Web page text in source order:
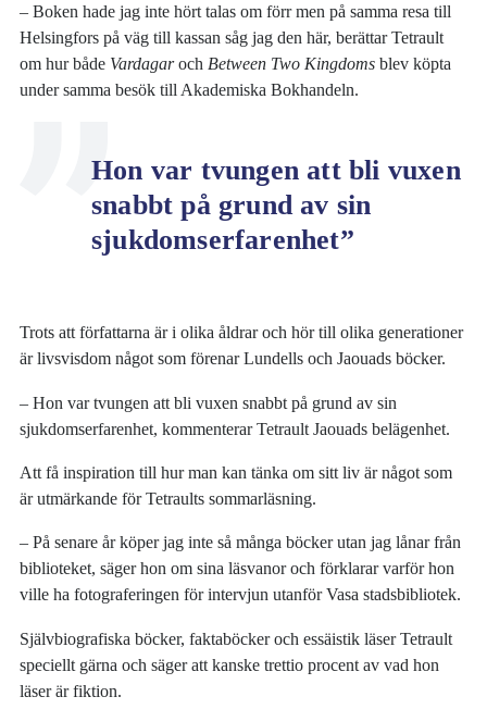
– Boken hade jag inte hört talas om förr men på samma resa till
Helsingfors på väg till kassan såg jag den här, berättar Tetrault
om hur både VardagarochBetween Two Kingdomsblev köpta
under samma besök till Akademiska Bokhandeln.
Hon var tvungen att bli vuxen
snabbt på grund av sin
sjukdomserfarenhet”
Trots att författarna är i olika åldrar och hör till olika generationer
är livsvisdom något som förenar Lundells och Jaouads böcker.
– Hon var tvungen att bli vuxen snabbt på grund av sin
sjukdomserfarenhet, kommenterar Tetrault Jaouads belägenhet.
Att få inspiration till hur man kan tänka om sitt liv är något som
är utmärkande för Tetraults sommarläsning.
– På senare år köper jag inte så många böcker utan jag lånar från
biblioteket, säger hon om sina läsvanor och förklarar varför hon
ville ha fotograferingen för intervjun utanför Vasa stadsbibliotek.
Självbiografiska böcker, faktaböcker och essäistik läser Tetrault
speciellt gärna och säger att kanske trettio procent av vad hon
läser är fiktion.